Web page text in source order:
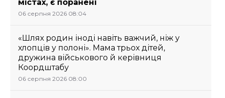
містах, є поранені
06 серпня 2026 08:04
«Шлях родин іноді навіть важчий, ніж у
хлопців у полоні». Мама трьох дітей,
дружина військового й керівниця
Коордштабу
06 серпня 2026 08:00